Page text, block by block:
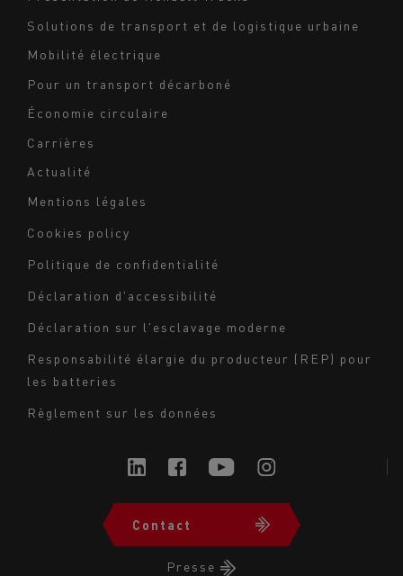
Solutions de transport et de logistique urbaine
Mobilité électrique
Pour un transport décarboné
Économie circulaire
Carrières
Actualité
bas
de
page
-
Milieu
Mentions légales
Cookies policy
Politique de confidentialité
Déclaration d'accessibilité
Déclaration sur l'esclavage moderne
Responsabilité élargie du producteur (REP) pour
les batteries
Règlement sur les données
Navigation
Contact
Presse